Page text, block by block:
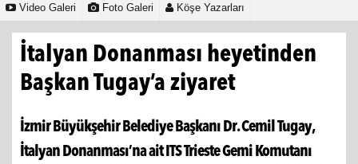
Video Galeri Foto Galeri Köşe Yazarları
İtalyan Donanması heyetinden
Başkan Tugay’a ziyaret
İzmir Büyükşehir Belediye Başkanı Dr. Cemil Tugay,
İtalyan Donanması’na ait ITS Trieste Gemi Komutanı